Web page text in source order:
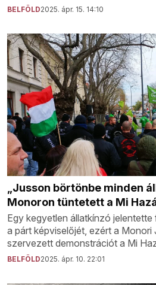
BELFÖLD2025. ápr. 15. 14:10
„Jusson börtönbe minden
Monoron tüntetett a Mi
Egy kegyetlen állatkínzó
a párt képviselőjét, ezért a Monori
szervezett demonstrációt a Mi
BELFÖLD2025. ápr. 10. 22:01